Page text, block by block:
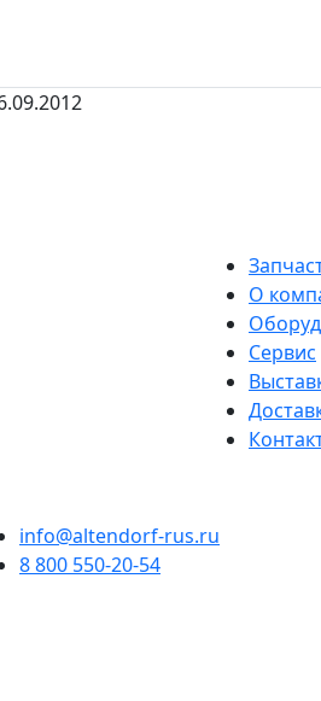
О
Сервис
info@altendorf-rus.ru
8 800 550-20-54